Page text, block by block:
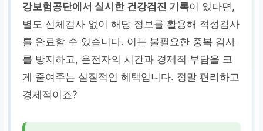
강보험공단에서 실시한 건강검진 기록이 있다면,
별도 신체검사 없이 해당 정보를 활용해 적성검사
를 완료할 수 있습니다. 이는 불필요한 중복 검사
를 방지하고, 운전자의 시간과 경제적 부담을 크
게 줄여주는 실질적인 혜택입니다. 정말 편리하고
경제적이죠?